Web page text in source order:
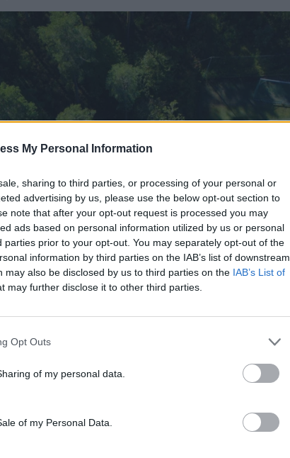
My Personal Information
sharing to third parties, or processing of your personal or
advertising by us, please use the below opt-out section to
note that after your opt-out request is processed you may
ads based on personal information utilized by us or personal
parties prior to your opt-out. You may separately opt-out of the
information by third parties on the IAB’s list of downstream
may also be disclosed by us to third parties on the IAB’s List of
may further disclose it to other third parties.
Opt Outs
of my personal data.
of my Personal Data.